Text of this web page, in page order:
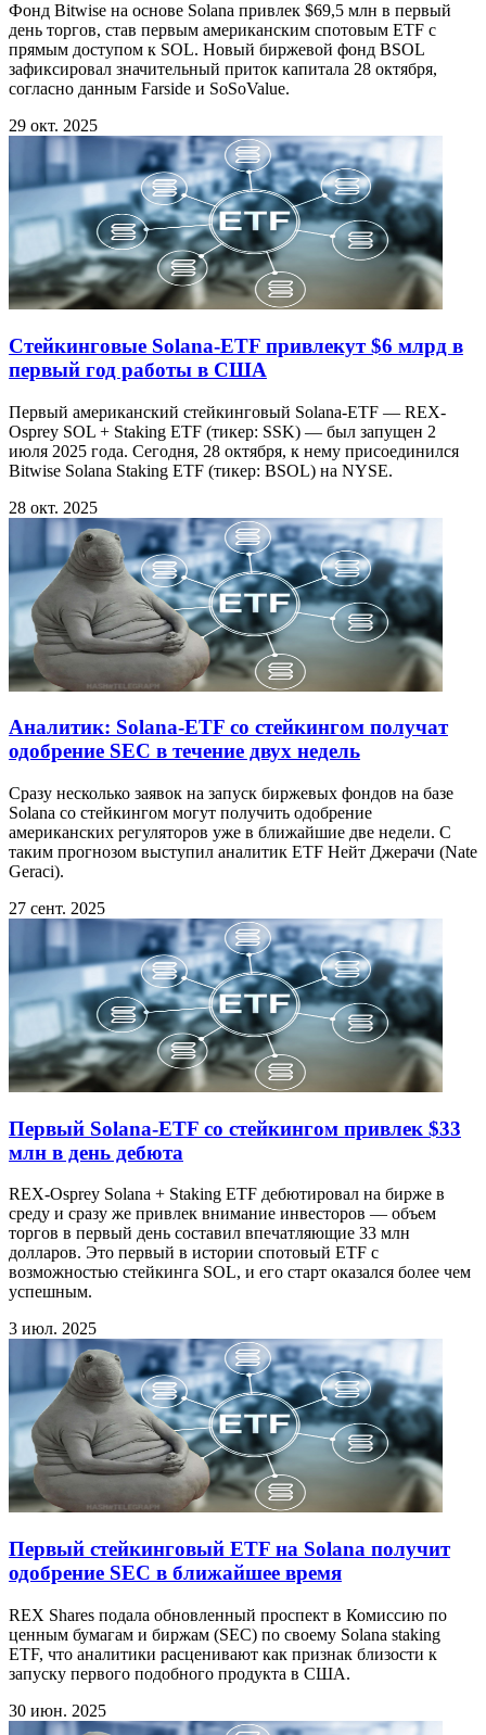
Фонд Bitwise на основе Solana привлек $69,5 млн в первый
день торгов, став первым американским спотовым ETF с
прямым доступом к SOL. Новый биржевой фонд BSOL
зафиксировал значительный приток капитала 28 октября,
согласно данным Farside и SoSoValue.
29 окт. 2025
Стейкинговые Solana-ETF привлекут $6 млрд в
первый год работы в США
Первый американский стейкинговый Solana-ETF — REX-
Osprey SOL + Staking ETF (тикер: SSK) — был запущен 2
июля 2025 года. Сегодня, 28 октября, к нему присоединился
Bitwise Solana Staking ETF (тикер: BSOL) на NYSE.
28 окт. 2025
Аналитик: Solana-ETF со стейкингом получат
одобрение SEC в течение двух недель
Сразу несколько заявок на запуск биржевых фондов на базе
Solana со стейкингом могут получить одобрение
американских регуляторов уже в ближайшие две недели. С
таким прогнозом выступил аналитик ETF Нейт Джерачи (Nate
Geraci).
27 сент. 2025
Первый Solana-ETF со стейкингом привлек $33
млн в день дебюта
REX-Osprey Solana + Staking ETF дебютировал на бирже в
среду и сразу же привлек внимание инвесторов — объем
торгов в первый день составил впечатляющие 33 млн
долларов. Это первый в истории спотовый ETF с
возможностью стейкинга SOL, и его старт оказался более чем
успешным.
3 июл. 2025
Первый стейкинговый ETF на Solana получит
одобрение SEC в ближайшее время
REX Shares подала обновленный проспект в Комиссию по
ценным бумагам и биржам (SEC) по своему Solana staking
ETF, что аналитики расценивают как признак близости к
запуску первого подобного продукта в США.
30 июн. 2025